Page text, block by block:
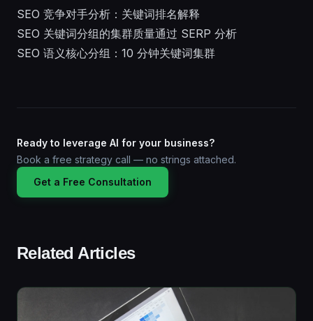
SEO 竞争对手分析：关键词排名解释
SEO 关键词分组的集群质量通过 SERP 分析
SEO 语义核心分组：10 分钟关键词集群
Ready to leverage AI for your business?
Book a free strategy call — no strings attached.
Get a Free Consultation
Related Articles